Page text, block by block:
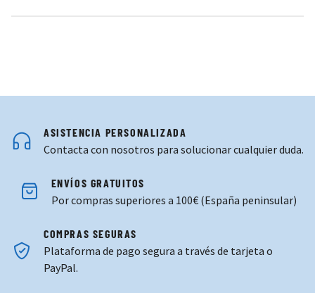
ASISTENCIA PERSONALIZADA
Contacta con nosotros para solucionar cualquier duda.
ENVÍOS GRATUITOS
Por compras superiores a 100€ (España peninsular)
COMPRAS SEGURAS
Plataforma de pago segura a través de tarjeta o
PayPal.